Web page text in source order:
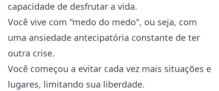
capacidade de desfrutar a vida.
Você vive com "medo do medo", ou seja, com
uma ansiedade antecipatória constante de ter
outra crise.
Você começou a evitar cada vez mais situações e
lugares, limitando sua liberdade.